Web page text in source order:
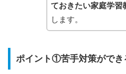
ておきたい家庭学習
します。
ポイント①苦手対策ができ